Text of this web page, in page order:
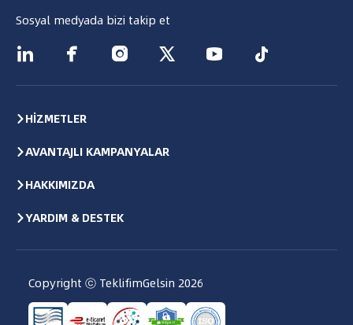
Sosyal medyada bizi takip et
     
HİZMETLER
AVANTAJLI KAMPANYALAR
HAKKIMIZDA
YARDIM & DESTEK
Copyright ⓒ TeklifimGelsin 2026